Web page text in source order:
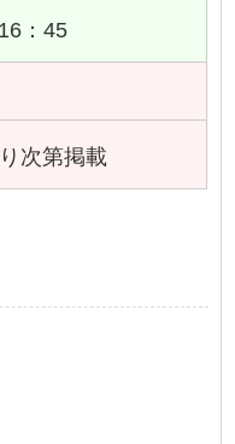
：45
次第掲載